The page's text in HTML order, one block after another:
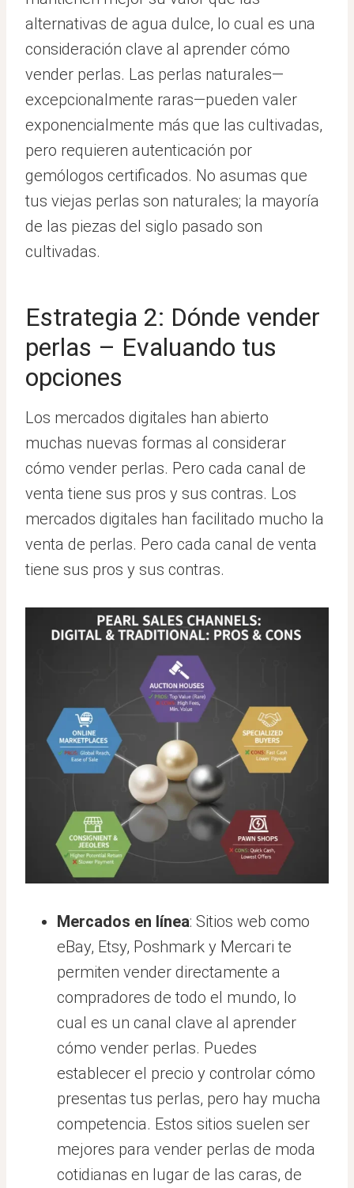
alternativas de agua dulce, lo cual es una
consideración clave al aprender cómo
vender perlas. Las perlas naturales—
excepcionalmente raras—pueden valer
exponencialmente más que las cultivadas,
pero requieren autenticación por
gemólogos certificados. No asumas que
tus viejas perlas son naturales; la mayoría
de las piezas del siglo pasado son
cultivadas.
Estrategia 2: Dónde vender
perlas – Evaluando tus
opciones
Los mercados digitales han abierto
muchas nuevas formas al considerar
cómo vender perlas. Pero cada canal de
venta tiene sus pros y sus contras. Los
mercados digitales han facilitado mucho la
venta de perlas. Pero cada canal de venta
tiene sus pros y sus contras.
Mercados en línea: Sitios web como
eBay, Etsy, Poshmark y Mercari te
permiten vender directamente a
compradores de todo el mundo, lo
cual es un canal clave al aprender
cómo vender perlas. Puedes
establecer el precio y controlar cómo
presentas tus perlas, pero hay mucha
competencia. Estos sitios suelen ser
mejores para vender perlas de moda
cotidianas en lugar de las caras, de